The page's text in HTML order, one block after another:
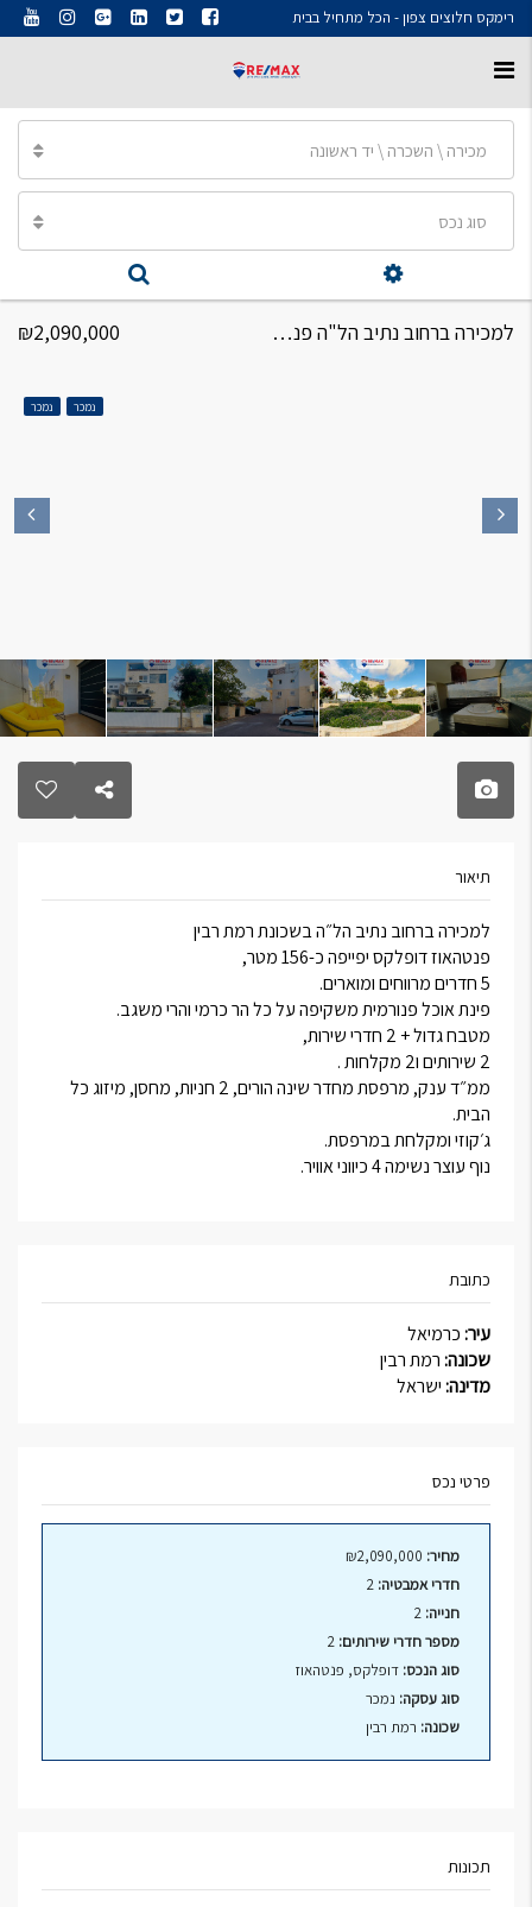
רימקס חלוצים צפון - הכל מתחיל בבית
מכירה \ השכרה \ יד ראשונה
סוג נכס
למכירה ברחוב נתיב הל"ה פנטהאוז דופלקס 5 חדרים ₪2,090,000
נמכר נמכר
תיאור
למכירה ברחוב נתיב הל״ה בשכונת רמת רבין
פנטהאוז דופלקס יפייפה כ-156 מטר,
5 חדרים מרווחים ומוארים.
פינת אוכל פנורמית משקיפה על כל הר כרמי והרי משגב.
מטבח גדול + 2 חדרי שירות,
2 שירותים ו2 מקלחות .
ממ״ד ענק, מרפסת מחדר שינה הורים, 2 חניות, מחסן, מיזוג כל
הבית.
ג׳קוזי ומקלחת במרפסת.
נוף עוצר נשימה 4 כיווני אוויר.
כתובת
עיר:כרמיאל
שכונה:רמת רבין
מדינה:ישראל
פרטי נכס
מחיר:
חדרי אמבטיה:
חנייה:
מספר חדרי שירותים:
סוג הנכס: דופלקס, פנטהאוז
סוג עסקה: נמכר
שכונה: רמת רבין
תכונות